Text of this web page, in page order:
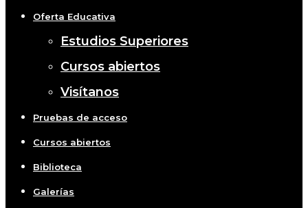
Oferta Educativa
Estudios Superiores
Cursos abiertos
Visítanos
Pruebas de acceso
Cursos abiertos
Biblioteca
Galerías